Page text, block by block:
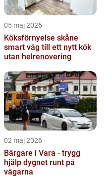
05 maj 2026
Köksförnyelse skåne
smart väg till ett nytt kök
utan helrenovering
02 maj 2026
Bärgare i Vara - trygg
hjälp dygnet runt på
vägarna